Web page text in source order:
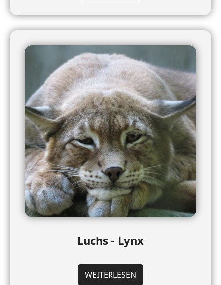
Luchs - Lynx
WEITERLESEN